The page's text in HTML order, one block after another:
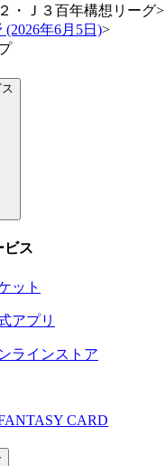
・Ｊ３百年構想リーグ>
(2026年6月5日)>
ビス
ット
アプリ
ラインストア
CARD